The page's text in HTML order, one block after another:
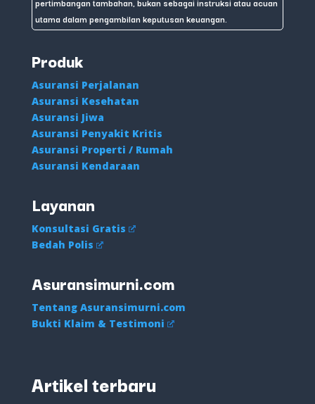
utama dalam pengambilan keputusan keuangan.
Produk
Asuransi Perjalanan
Asuransi Kesehatan
Asuransi Jiwa
Asuransi Penyakit Kritis
Asuransi Properti / Rumah
Asuransi Kendaraan
Layanan
Konsultasi Gratis
Bedah Polis
Asuransimurni.com
Tentang Asuransimurni.com
Bukti Klaim & Testimoni
Artikel terbaru